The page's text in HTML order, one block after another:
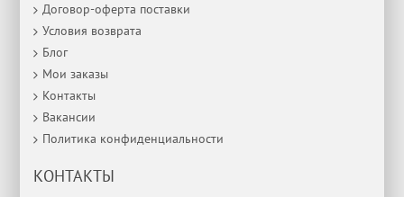
Договор-оферта поставки
Условия возврата
Блог
Мои заказы
Контакты
Вакансии
Политика конфиденциальности
КОНТАКТЫ